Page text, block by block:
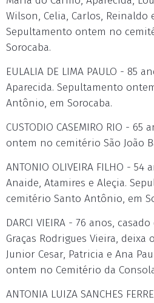
Wilson, Celia, Carlos, Reinaldo
Sepultamento ontem no
Sorocaba.
EULALIA DE LIMA PAULO - 85
Aparecida. Sepultamento
Antônio, em Sorocaba.
CUSTODIO CASEMIRO RIO -
ontem no cemitério São João
ANTONIO OLIVEIRA FILHO -
Anaide, Atamires e Aleçia.
cemitério Santo Antônio, em
DARCI VIEIRA - 76 anos,
Graças Rodrigues Vieira, deixa
Junior Cesar, Patricia e Ana
ontem no Cemitério da
ANTONIA LUIZA SANCHES